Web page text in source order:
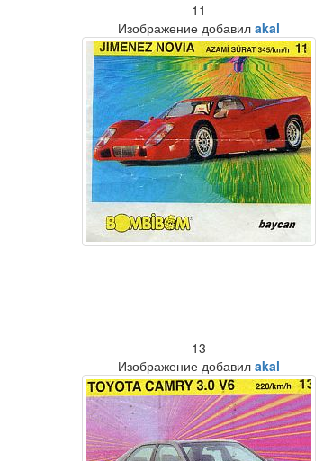
11
Изображение добавилakal
13
Изображение добавилakal